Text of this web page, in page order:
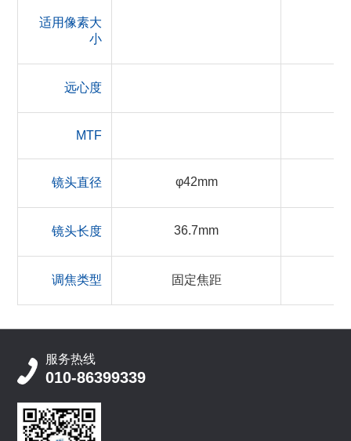
适用像素大
小
远心度
MTF
镜头直径
镜头长度
调焦类型
φ42mm
36.7mm
固定焦距
服务热线
010-86399339